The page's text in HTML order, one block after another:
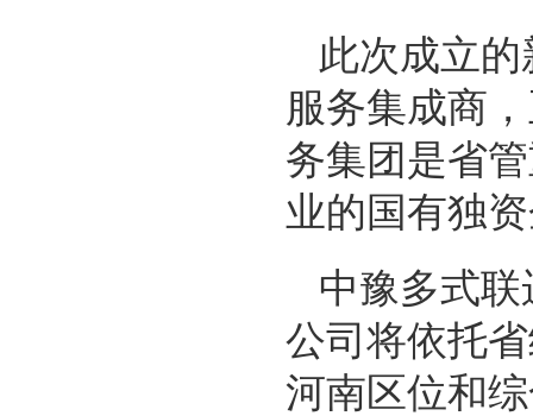
此次成立
服务集成商
务集团是省
业的国有独
中豫多式
公司将依托
河南区位和